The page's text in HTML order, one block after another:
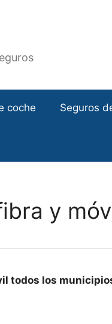
coche Seguros
y
todos los